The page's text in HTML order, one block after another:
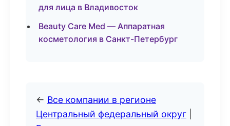
для лица в Владивосток
Beauty Care Med — Аппаратная
косметология в Санкт-Петербург
← Все компании в регионе
Центральный федеральный округ